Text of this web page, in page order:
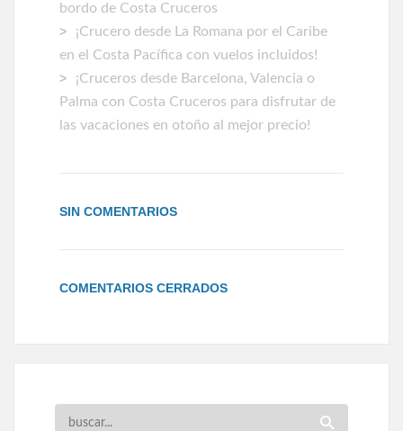
bordo de Costa Cruceros
¡Crucero desde La Romana por el Caribe
en el Costa Pacífica con vuelos incluidos!
¡Cruceros desde Barcelona, Valencia o
Palma con Costa Cruceros para disfrutar de
las vacaciones en otoño al mejor precio!
SIN COMENTARIOS
COMENTARIOS CERRADOS